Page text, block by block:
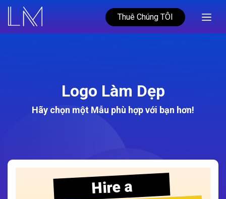
Thuê Chúng TÔI
Logo Làm Dẹp
Hãy chọn một Mẫu phù hợp với bạn hơn!
Hire a